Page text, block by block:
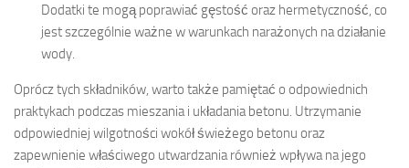
Dodatki te mogą poprawiać gęstość oraz hermetyczność, co
jest szczególnie ważne w warunkach narażonych na działanie
wody.
Oprócz tych składników, warto także pamiętać o odpowiednich
praktykach podczas mieszania i układania betonu. Utrzymanie
odpowiedniej wilgotności wokół świeżego betonu oraz
zapewnienie właściwego utwardzania również wpływa na jego